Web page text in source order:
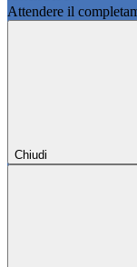
Attendere il
Chiudi